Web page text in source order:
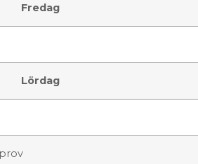
Fredag
Lördag